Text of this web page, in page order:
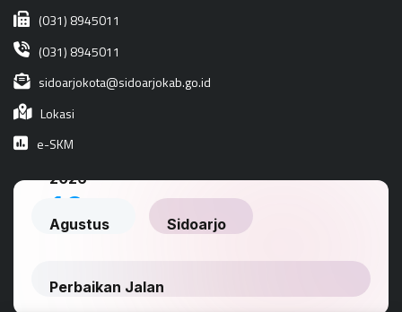
(031) 8945011
(031) 8945011
sidoarjokota@sidoarjokab.go.id
Lokasi
e-SKM